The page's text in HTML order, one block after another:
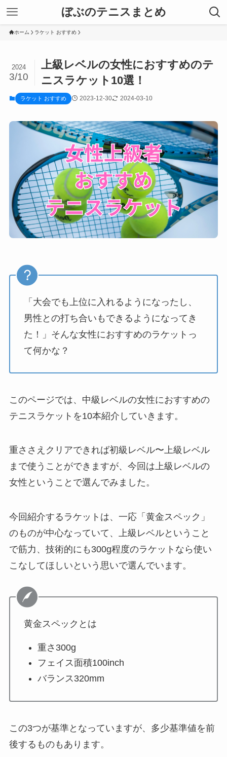
ぼぶのテニスまとめ
ホーム ラケット おすすめ
上級レベルの女性におすすめのテ
ニスラケット10選！
2024
3/10
ラケット おすすめ 2023-12-30 2024-03-10
「大会でも上位に入れるようになったし、
男性との打ち合いもできるようになってき
た！」そんな女性におすすめのラケットっ
て何かな？
このページでは、中級レベルの女性におすすめの
テニスラケットを10本紹介していきます。
重ささえクリアできれば初級レベル〜上級レベル
まで使うことができますが、今回は上級レベルの
女性ということで選んでみました。
今回紹介するラケットは、一応「黄金スペック」
のものが中心なっていて、上級レベルということ
で筋力、技術的にも300g程度のラケットなら使い
こなしてほしいという思いで選んでいます。
黄金スペックとは
重さ300g
フェイス面積100inch
バランス320mm
この3つが基準となっていますが、多少基準値を前
後するものもあります。